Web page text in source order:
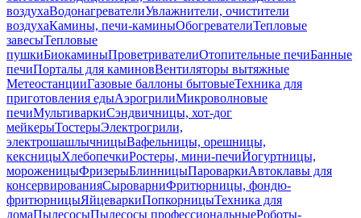
воздухаВодонагревателиУвлажнители, очистители
воздухаКамины, печи-каминыОбогревателиТепловые
завесыТепловые
пушкиБиокаминыПроветривателиОтопительные печиБанные
печиПорталы для каминовВентиляторы вытяжные
МетеостанцииГазовые баллоны бытовыеТехника для
приготовления едыАэрогрилиМикроволновые
печиМультиваркиСэндвичницы, хот-дог
мейкерыТостерыЭлектрогрили,
электрошашлычницыВафельницы, орешницы,
кексницыХлебопечкиРостеры, мини-печиЙогуртницы,
мороженицыФризерыБлинницыПароваркиАвтоклавы для
консервированияСыроварниФритюрницы, фондю-
фритюрницыЯйцеваркиПопкорницыТехника для
домаПылесосыПылесосы профессиональныеРоботы-